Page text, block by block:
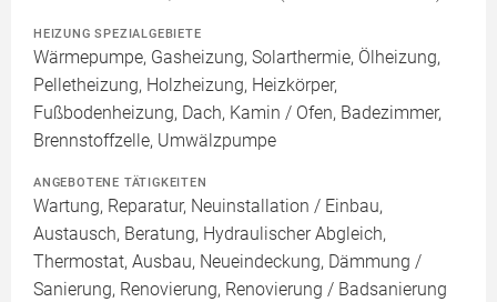
HEIZUNG SPEZIALGEBIETE
Wärmepumpe, Gasheizung, Solarthermie, Ölheizung,
Pelletheizung, Holzheizung, Heizkörper,
Fußbodenheizung, Dach, Kamin / Ofen, Badezimmer,
Brennstoffzelle, Umwälzpumpe
ANGEBOTENE TÄTIGKEITEN
Wartung, Reparatur, Neuinstallation / Einbau,
Austausch, Beratung, Hydraulischer Abgleich,
Thermostat, Ausbau, Neueindeckung, Dämmung /
Sanierung, Renovierung, Renovierung / Badsanierung